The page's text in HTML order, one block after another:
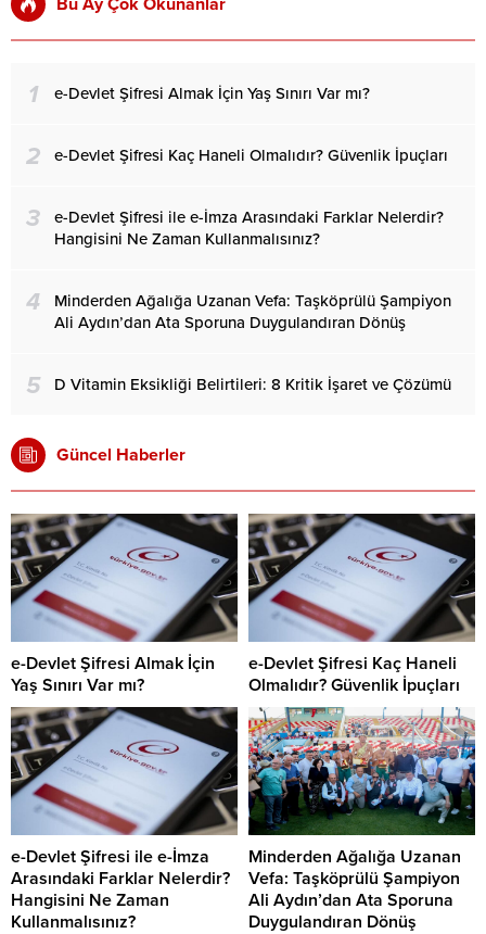
Bu Ay Çok Okunanlar
1 e-Devlet Şifresi Almak İçin Yaş Sınırı Var mı?
2 e-Devlet Şifresi Kaç Haneli Olmalıdır? Güvenlik İpuçları
3
e-Devlet Şifresi ile e-İmza Arasındaki Farklar Nelerdir?
Hangisini Ne Zaman Kullanmalısınız?
4
Minderden Ağalığa Uzanan Vefa: Taşköprülü Şampiyon
Ali Aydın’dan Ata Sporuna Duygulandıran Dönüş
5 D Vitamin Eksikliği Belirtileri: 8 Kritik İşaret ve Çözümü
Güncel Haberler
e-Devlet Şifresi Almak İçin
Yaş Sınırı Var mı?
e-Devlet Şifresi Kaç Haneli
Olmalıdır? Güvenlik İpuçları
e-Devlet Şifresi ile e-İmza
Arasındaki Farklar Nelerdir?
Hangisini Ne Zaman
Kullanmalısınız?
Minderden Ağalığa Uzanan
Vefa: Taşköprülü Şampiyon
Ali Aydın’dan Ata Sporuna
Duygulandıran Dönüş